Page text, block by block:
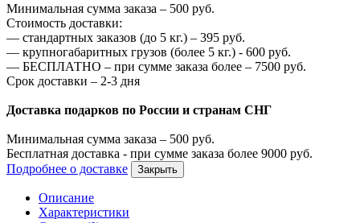
Минимальная сумма заказа – 500 руб.
Стоимость доставки:
— стандартных заказов (до 5 кг.) – 395 руб.
— крупногабаритных грузов (более 5 кг.) - 600 руб.
— БЕСПЛАТНО – при сумме заказа более – 7500 руб.
Срок доставки – 2-3 дня
Доставка подарков по России и странам СНГ
Минимальная сумма заказа – 500 руб.
Бесплатная доставка - при сумме заказа более 9000 руб.
Подробнее о доставке
Закрыть
Описание
Характеристики